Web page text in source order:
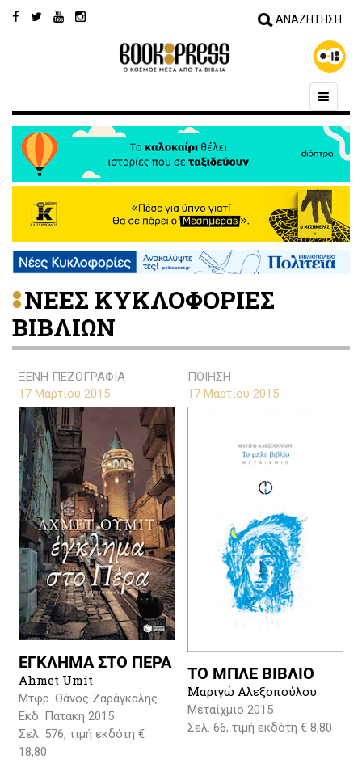
ΝΕΕΣ ΚΥΚΛΟΦΟΡΙΕΣ
ΒΙΒΛΙΩΝ
ΞΕΝΗ ΠΕΖΟΓΡΑΦΙΑ
17 Μαρτίου 2015
ΕΓΚΛΗΜΑ ΣΤΟ ΠΕΡΑ
Ahmet Umit
Μτφρ. Θάνος Ζαράγκαλης
Εκδ. Πατάκη 2015
Σελ. 576, τιμή εκδότη €
18,80
ΠΟΙΗΣΗ
17 Μαρτίου 2015
ΤΟ ΜΠΛΕ ΒΙΒΛΙΟ
Μαριγώ Αλεξοπούλου
Μεταίχμιο 2015
Σελ. 66, τιμή εκδότη € 8,80